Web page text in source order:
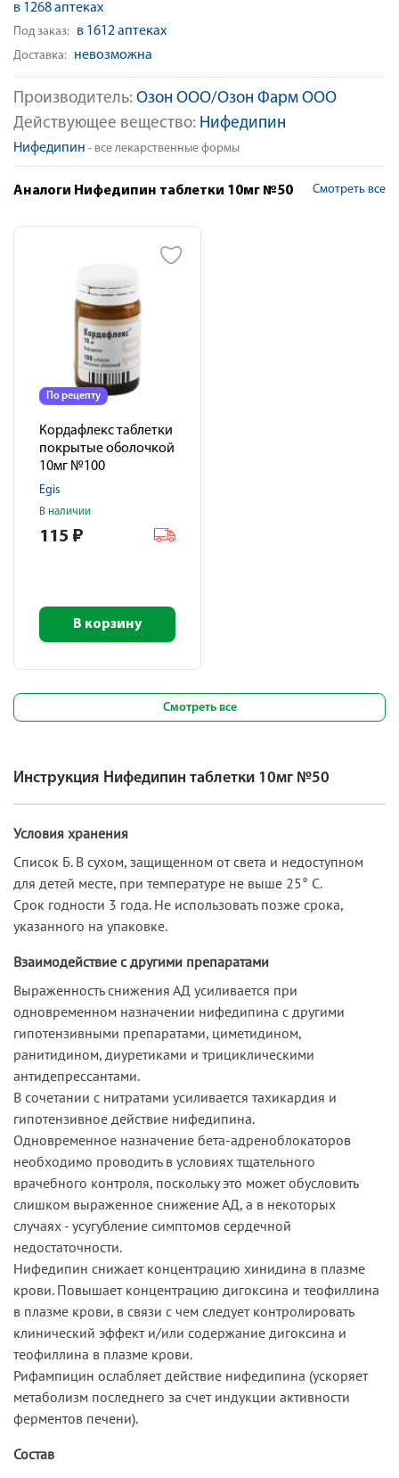
Производитель: Озон ООО/Озон Фарм ООО
Действующее вещество: Нифедипин
Нифедипин - все лекарственные формы
в 1268 аптеках
Под заказ: в 1612 аптеках
Доставка: невозможна
Аналоги Нифедипин таблетки 10мг №50 Смотреть все
По рецепту
Кордафлекс таблетки
покрытые оболочкой
10мг №100
Egis
В наличии
115 ₽
В корзину
Смотреть все
Инструкция Нифедипин таблетки 10мг №50
Условия хранения
Список Б. В сухом, защищенном от света и недоступном
для детей месте, при температуре не выше 25° С.
Срок годности 3 года. Не использовать позже срока,
указанного на упаковке.
Взаимодействие с другими препаратами
Выраженность снижения АД усиливается при
одновременном назначении нифедипина с другими
гипотензивными препаратами, циметидином,
ранитидином, диуретиками и трициклическими
антидепрессантами.
В сочетании с нитратами усиливается тахикардия и
гипотензивное действие нифедипина.
Одновременное назначение бета-адреноблокаторов
необходимо проводить в условиях тщательного
врачебного контроля, поскольку это может обусловить
слишком выраженное снижение АД, а в некоторых
случаях - усугубление симптомов сердечной
недостаточности.
Нифедипин снижает концентрацию хинидина в плазме
крови. Повышает концентрацию дигоксина и теофиллина
в плазме крови, в связи с чем следует контролировать
клинический эффект и/или содержание дигоксина и
теофиллина в плазме крови.
Рифампицин ослабляет действие нифедипина (ускоряет
метаболизм последнего за счет индукции активности
ферментов печени).
Состав